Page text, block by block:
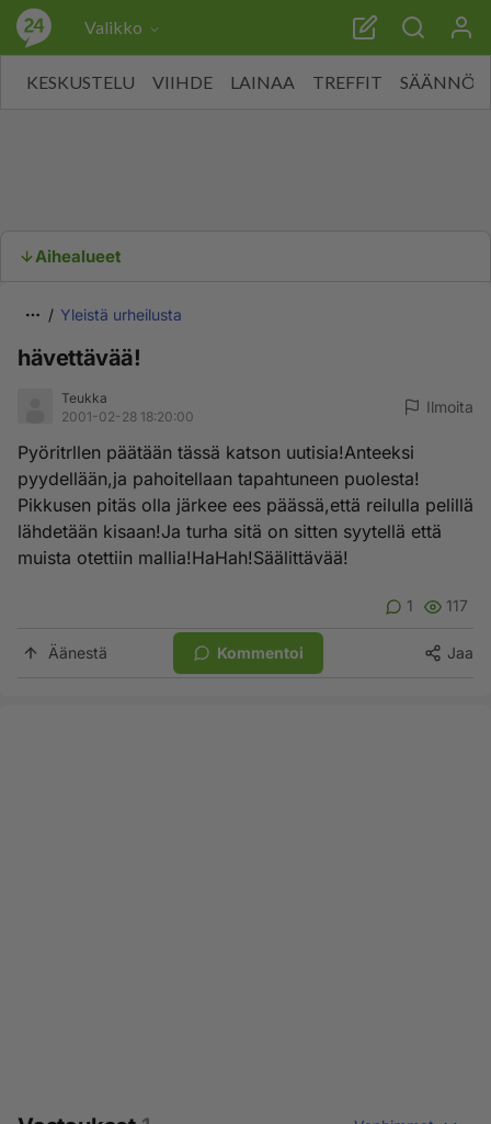
Valikko
KESKUSTELU VIIHDE LAINAA TREFFIT SÄÄNNÖT
Aihealueet
Yleistä urheilusta
hävettävää!
Teukka
2001-02-28 18:20:00
Ilmoita
Pyöritrllen päätään tässä katson uutisia!Anteeksi
pyydellään,ja pahoitellaan tapahtuneen puolesta!
Pikkusen pitäs olla järkee ees päässä,että reilulla pelillä
lähdetään kisaan!Ja turha sitä on sitten syytellä että
muista otettiin mallia!HaHah!Säälittävää!
1 117
Äänestä Kommentoi Jaa